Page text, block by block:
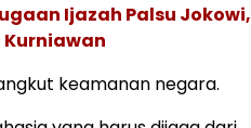
Ijazah Palsu Jokowi,
Kurniawan
keamanan negara.